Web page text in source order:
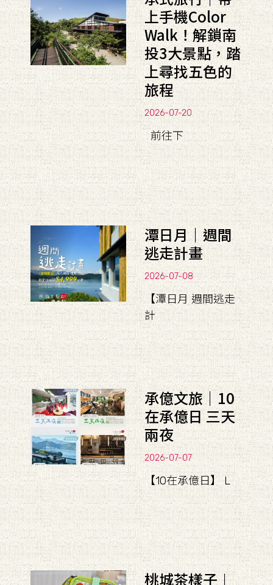
上手機Color
Walk！解鎖南
投3大景點，踏
上尋找五色的
旅程
2026-07-20
前往下
潭日月｜週間
逃走計畫
2026-07-08
【潭日月 週間逃走
計
承億文旅｜10
在承億日 三天
兩夜
2026-07-07
【10在承億日】 L
桃城茶樣子︱